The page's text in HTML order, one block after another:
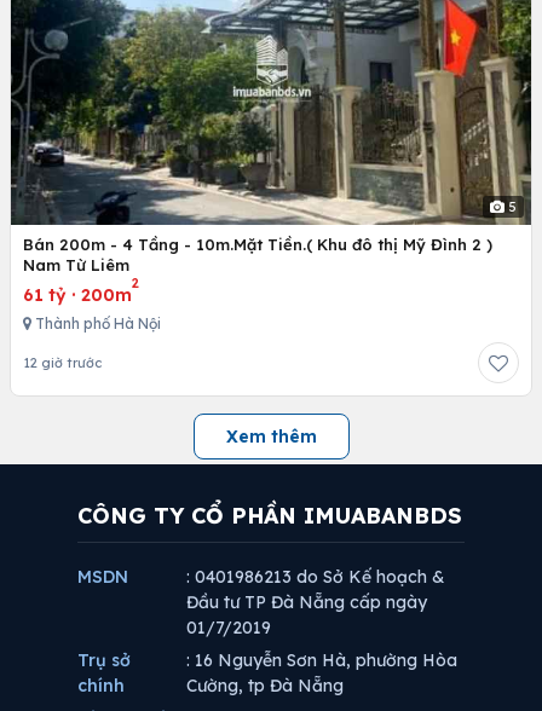
5
Bán 200m - 4 Tầng - 10m.Mặt Tiền.( Khu đô thị Mỹ Đình 2 )
Nam Từ Liêm
61 tỷ · 200m
2
Thành phố Hà Nội
12 giờ trước
Xem thêm
CÔNG TY CỔ PHẦN IMUABANBDS
MSDN
: 0401986213 do Sở Kế hoạch &
Đầu tư TP Đà Nẵng cấp ngày
01/7/2019
Trụ sở
chính
: 16 Nguyễn Sơn Hà, phường Hòa
Cường, tp Đà Nẵng